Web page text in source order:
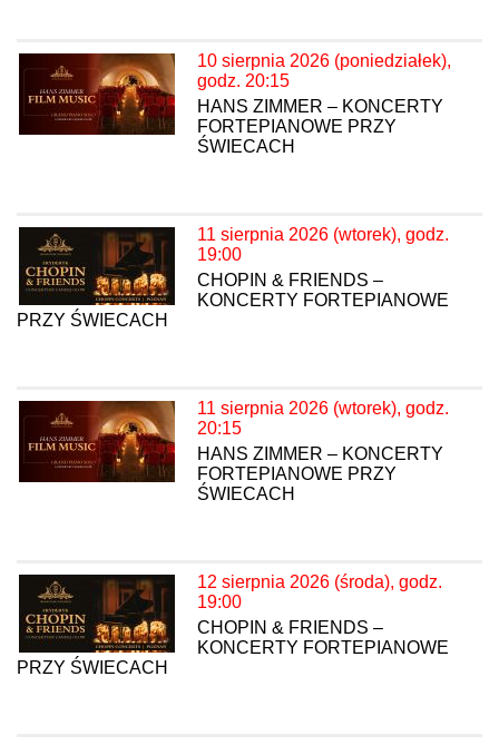
10 sierpnia 2026 (poniedziałek),
godz. 20:15
HANS ZIMMER – KONCERTY
FORTEPIANOWE PRZY
ŚWIECACH
11 sierpnia 2026 (wtorek), godz.
19:00
CHOPIN & FRIENDS –
KONCERTY FORTEPIANOWE
PRZY ŚWIECACH
11 sierpnia 2026 (wtorek), godz.
20:15
HANS ZIMMER – KONCERTY
FORTEPIANOWE PRZY
ŚWIECACH
12 sierpnia 2026 (środa), godz.
19:00
CHOPIN & FRIENDS –
KONCERTY FORTEPIANOWE
PRZY ŚWIECACH